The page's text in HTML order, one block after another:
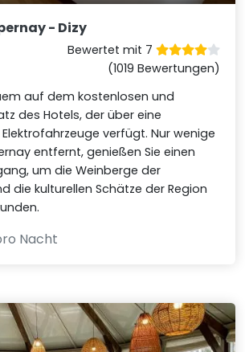
- Dizy
Bewertet mit 7
(1019 Bewertungen)
auf dem kostenlosen und
des Hotels, der über eine
verfügt. Nur wenige
entfernt, genießen Sie einen
um die Weinberge der
die kulturellen Schätze der Region
Nacht